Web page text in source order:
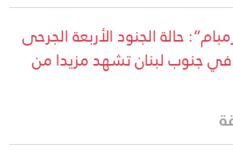
حالة الجنود الأربعة الجرحى
في جنوب لبنان تشهد مزيدا من